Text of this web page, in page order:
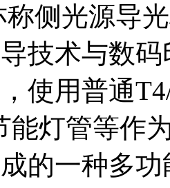
称侧光源导
技术与数
使用普通
能灯管等作
的一种多